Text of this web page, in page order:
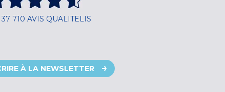
37 710 AVIS QUALITELIS
À LA NEWSLETTER